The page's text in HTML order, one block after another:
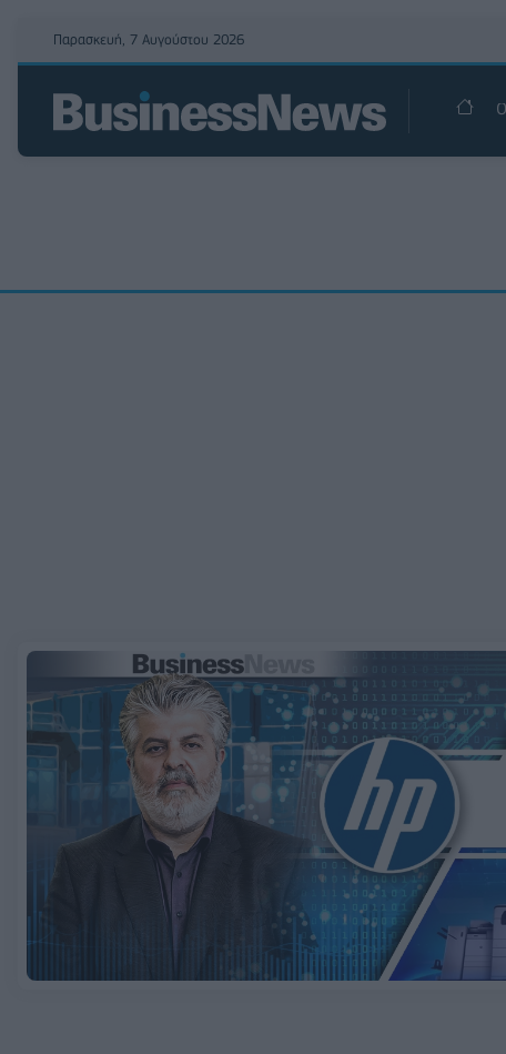
Παρασκευή, 7 Αυγούστου 2026